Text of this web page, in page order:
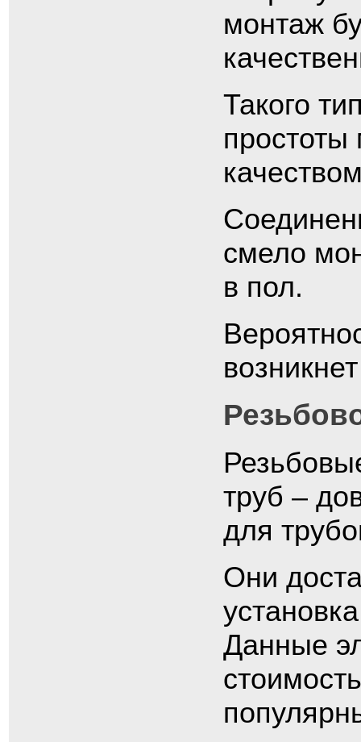
монтаж
Такого
смело
в пол.
труб –
для
Они
Данные